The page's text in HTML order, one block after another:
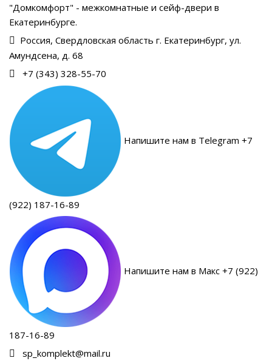
"Домкомфорт" - межкомнатные и сейф-двери в
Екатеринбурге.
Россия, Свердловская область г. Екатеринбург, ул.
Амундсена, д. 68
+7 (343) 328-55-70
Напишите нам в Telegram +7
(922) 187-16-89
Напишите нам в Макс +7 (922)
187-16-89
sp_komplekt@mail.ru